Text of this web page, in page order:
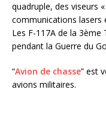
quadruple, des viseurs
communications lasers
Les F-117A de la
pendant la Guerre du
“Avion de chasse” est
avions militaires.